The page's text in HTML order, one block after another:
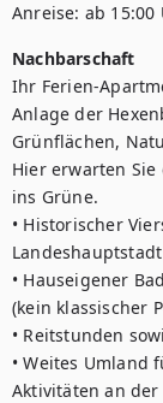
Anreise: ab 15:00
Nachbarschaft
Ihr Ferien-
Anlage der
Grünflächen,
Hier erwarten
ins Grüne.
• Historischer
• Hauseigener
(kein klassischer
• Reitstunden
• Weites Umland
Aktivitäten an